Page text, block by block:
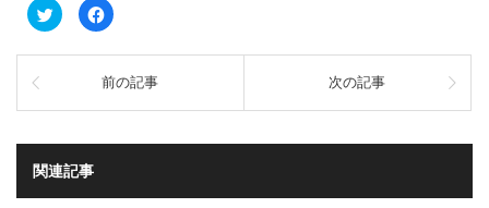
ク
リ
共
(新
い
ウ
Facebook
で
る
に
ク
ッ
前の記事 次の記事
関連記事